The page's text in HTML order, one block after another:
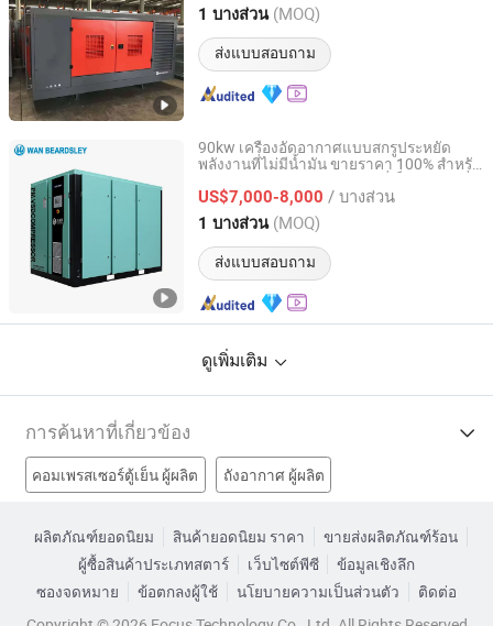
1 บางส่วน (MOQ)
ส่งแบบสอบถาม
Liaoning, China อัตราจาก 2020
90kw เครื่องอัดอากาศแบบสกรูประหยัด
พลังงานที่ไม่มีน้ำมัน ขายราคา 100% สำหรับ
แวดล้อม
US$7,000-8,000 / บางส่วน
1 บางส่วน (MOQ)
ส่งแบบสอบถาม
Wan Beardsley Compressor Machinery (Shanghai) Co.,
Ltd.
Shanghai, China อัตราจาก 2018
ดูเพิ่มเติม
การค้นหาที่เกี่ยวข้อง
คอมเพรสเซอร์ตู้เย็น ผู้ผลิต ถังอากาศ ผู้ผลิต
เครื่องปรับอากาศอุตสาหกรรม ผู้ผลิต มินิปั๊มลมโรงงาน
ผลิตภัณฑ์ยอดนิยม สินค้ายอดนิยม ราคา
ขายส่งผลิตภัณฑ์ร้อน
ผู้ซื้อสินค้าประเภทสตาร์
เว็บไซต์พีซี
ข้อมูลเชิงลึก
ซองจดหมาย
ข้อตกลงผู้ใช้ นโยบายความเป็นส่วนตัว
ติดต่อ